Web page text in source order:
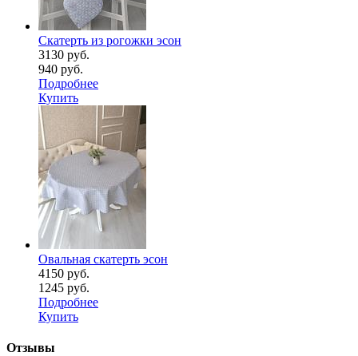
Скатерть из рогожки эсон
3130 руб.
940 руб.
Подробнее
Купить
Овальная скатерть эсон
4150 руб.
1245 руб.
Подробнее
Купить
Отзывы